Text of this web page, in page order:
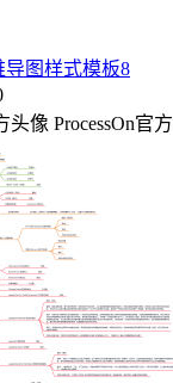
图样式模板8
ProcessOn官方